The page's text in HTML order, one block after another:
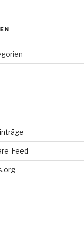
Feed